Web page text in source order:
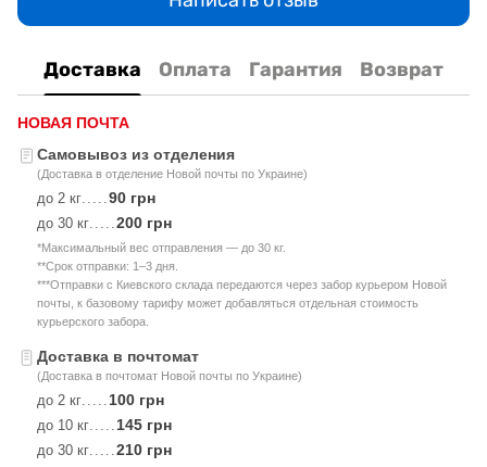
Доставка Оплата Гарантия Возврат
НОВАЯ ПОЧТА
Самовывоз из отделения
(Доставка в отделение Новой почты по Украине)
до 2 кг.....90 грн
до 30 кг.....200 грн
*Максимальный вес отправления — до 30 кг.
**Срок отправки: 1–3 дня.
***Отправки с Киевского склада передаются через забор курьером Новой
почты, к базовому тарифу может добавляться отдельная стоимость
курьерского забора.
Доставка в почтомат
(Доставка в почтомат Новой почты по Украине)
до 2 кг..... 100 грн
до 10 кг..... 145 грн
до 30 кг.....210 грн